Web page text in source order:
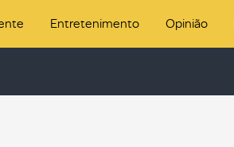
Entretenimento Opinião